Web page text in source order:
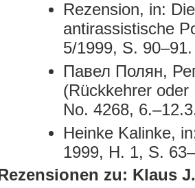
Rezension, in:
antirassistische
5/1999, S.
Павел Полян,
(Rückkehrer
No. 4268,
Heinke Kalinke,
1999, H. 1, S.
Rezensionen zu: Klaus